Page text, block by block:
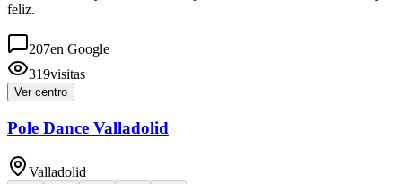
feliz.
207en Google
319visitas
Ver centro
Pole Dance Valladolid
Valladolid